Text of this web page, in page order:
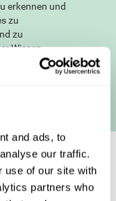
and ads, to
our traffic.
use of our site with
partners who
erkennen und
zu
zu
Wissen
von